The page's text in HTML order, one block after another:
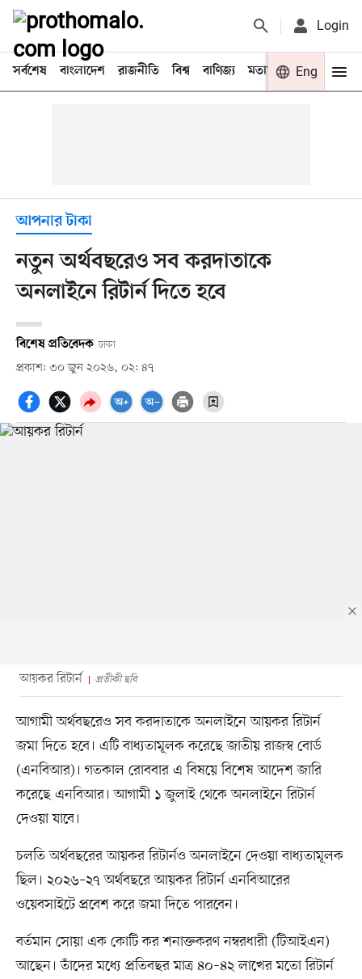
Login
সর্বশেষ বাংলাদেশ রাজনীতি বিশ্ব বাণিজ্য মতামত খেলা
Eng
আপনার টাকা
নতুন অর্থবছরেও সব করদাতাকে
অনলাইনে রিটার্ন দিতে হবে
বিশেষ প্রতিবেদক ঢাকা
প্রকাশ: ৩০ জুন ২০২৬, ০২: ৪৭
আয়কর রিটার্ন প্রতীকী ছবি
আগামী অর্থবছরেও সব করদাতাকে অনলাইনে আয়কর রিটার্ন
জমা দিতে হবে। এটি বাধ্যতামূলক করেছে জাতীয় রাজস্ব বোর্ড
(এনবিআর)। গতকাল রোববার এ বিষয়ে বিশেষ আদেশ জারি
করেছে এনবিআর। আগামী ১ জুলাই থেকে অনলাইনে রিটার্ন
দেওয়া যাবে।
চলতি অর্থবছরের আয়কর রিটার্নও অনলাইনে দেওয়া বাধ্যতামূলক
ছিল। ২০২৬–২৭ অর্থবছরে আয়কর রিটার্ন এনবিআরের
ওয়েবসাইটে প্রবেশ করে জমা দিতে পারবেন।
বর্তমান সোয়া এক কোটি কর শনাক্তকরণ নম্বরধারী (টিআইএন)
আছেন। তাঁদের মধ্যে প্রতিবছর মাত্র ৪০–৪২ লাখের মতো রিটার্ন